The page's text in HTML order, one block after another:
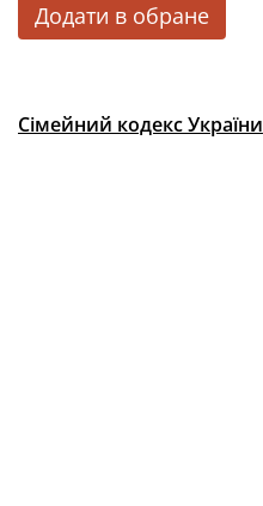
Додати в обране
Сімейний кодекс України